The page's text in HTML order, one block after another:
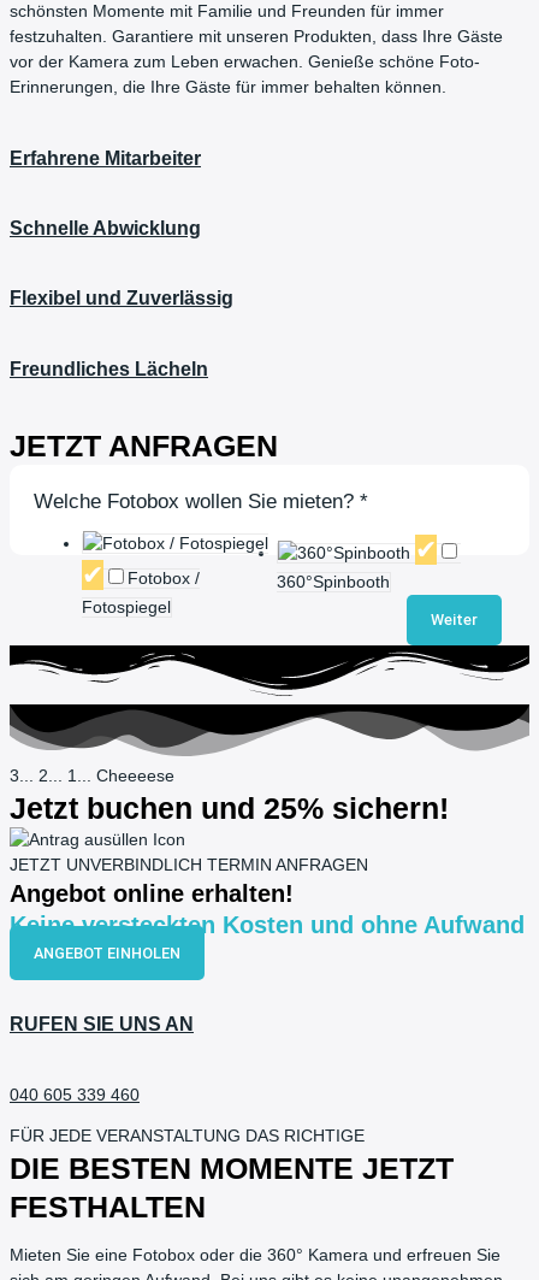
schönsten Momente mit Familie und Freunden für immer
festzuhalten. Garantiere mit unseren Produkten, dass Ihre Gäste
vor der Kamera zum Leben erwachen. Genieße schöne Foto-
Erinnerungen, die Ihre Gäste für immer behalten können.
Erfahrene Mitarbeiter
Schnelle Abwicklung
Flexibel und Zuverlässig
Freundliches Lächeln
JETZT ANFRAGEN
Welche Fotobox wollen Sie mieten? *
Fotobox /
Fotospiegel
360°Spinbooth
Weiter
3... 2... 1... Cheeeese
Jetzt buchen und 25% sichern!
JETZT UNVERBINDLICH TERMIN ANFRAGEN
Angebot online erhalten!
Keine versteckten Kosten und ohne Aufwand
ANGEBOT EINHOLEN
RUFEN SIE UNS AN
040 605 339 460
FÜR JEDE VERANSTALTUNG DAS RICHTIGE
DIE BESTEN MOMENTE JETZT
FESTHALTEN
Mieten Sie eine Fotobox oder die 360° Kamera und erfreuen Sie